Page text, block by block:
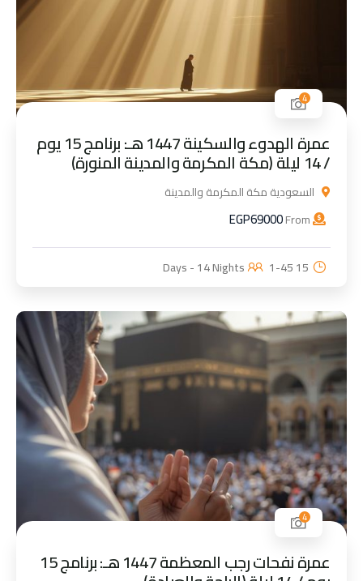
4
عمرة الهدوء والسكينة 1447 هـ: برنامج 15 يوم
/ 14 ليلة (مكة المكرمة والمدينة المنورة)
السعودية مكة المكرمة والمدينة
EGP69000
15 Days - 14 Nights
1-45
4
عمرة نفحات رجب المعظمة 1447 هـ: برنامج 15